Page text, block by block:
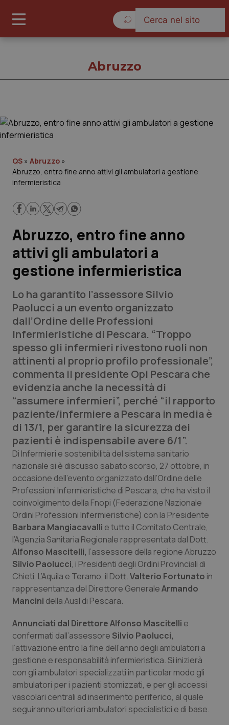
Governo e Parlamento
Regioni e Asl
Lavoro e Professioni
Scienza e Farmaci
Studi e Analisi
Lettere al direttore
Edizioni Regionali
QS Pro
Professionisti Sanitari.AI
Abruzzo
Basilicata
Calabria
Campania
Emilia-Romagna
Friuli Venezia Giulia
Lazio
Liguria
Lombardia
Marche
Molise
Piemonte
QS Pro Gold
Artrite & artrosi
Asma & BPCO
Car-T
Colesterolo & coronaropatie
Dermatite Atopica
Diabete & glucometri
Disturbi dell’umore
Dolore
Donna & Salute
Epatiti
HIV
QS Club Newsletter
Abruzzo
QS » Abruzzo »
Abruzzo, entro fine anno attivi gli ambulatori a gestione
infermieristica
Abruzzo, entro fine anno
attivi gli ambulatori a
gestione infermieristica
Lo ha garantito l’assessore Silvio
Paolucci a un evento organizzato
dall’Ordine delle Professioni
Infermieristiche di Pescara. “Troppo
spesso gli infermieri rivestono ruoli non
attinenti al proprio profilo professionale”,
commenta il presidente Opi Pescara che
evidenzia anche la necessità di
“assumere infermieri”, perché “il rapporto
paziente/infermiere a Pescara in media è
di 13/1, per garantire la sicurezza dei
pazienti è indispensabile avere 6/1”.
Di Infermieri e sostenibilità del sistema sanitario
nazionale si è discusso sabato scorso, 27 ottobre, in
occasione dell’evento organizzato dall’Ordine delle
Professioni Infermieristiche di Pescara, che ha visto il
coinvolgimento della Fnopi (Federazione Nazionale
Ordini Professioni Infermieristiche) con la Presidente
Barbara Mangiacavalli e tutto il Comitato Centrale,
l’Agenzia Sanitaria Regionale rappresentata dal Dott.
Alfonso Mascitelli, l’assessore della regione Abruzzo
Silvio Paolucci, i Presidenti degli Ordini Provinciali di
Chieti, L’Aquila e Teramo, il Dott.Valterio Fortunato in
rappresentanza del Direttore GeneraleArmando
Mancini della Ausl di Pescara.
Annunciati dal Direttore Alfonso Mascitelli e
confermati dall’assessore Silvio Paolucci,
l’attivazione entro la fine dell’anno degli ambulatori a
gestione e responsabilità infermieristica. Si inizierà
con gli ambulatori specializzati in particolar modo gli
ambulatori per i pazienti stomizzati, e per gli accessi
vascolari centrali ad inserimento periferico, al quale
seguiranno ulteriori ambulatori specialistici e di base.